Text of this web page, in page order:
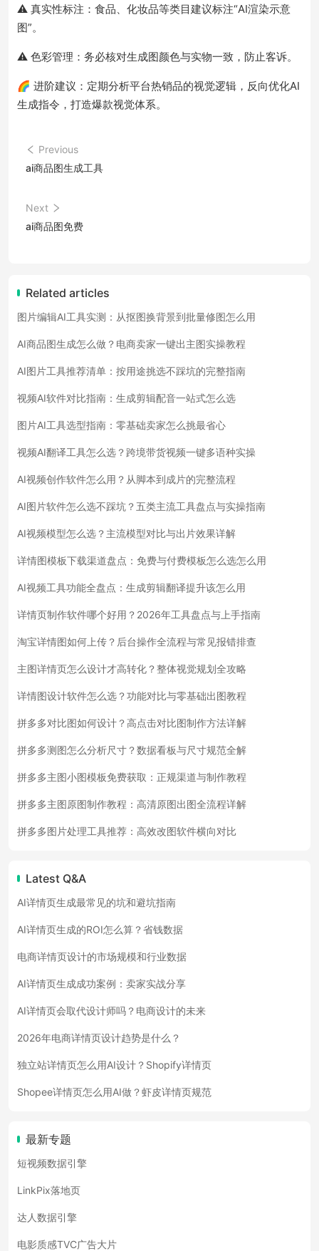
⚠️ 真实性标注：食品、化妆品等类目建议标注“AI渲染示意
图”。
⚠️ 色彩管理：务必核对生成图颜色与实物一致，防止客诉。
🌈 进阶建议：定期分析平台热销品的视觉逻辑，反向优化AI
生成指令，打造爆款视觉体系。
Previous
ai商品图生成工具
Next
ai商品图免费
Related articles
图片编辑AI工具实测：从抠图换背景到批量修图怎么用
AI商品图生成怎么做？电商卖家一键出主图实操教程
AI图片工具推荐清单：按用途挑选不踩坑的完整指南
视频AI软件对比指南：生成剪辑配音一站式怎么选
图片AI工具选型指南：零基础卖家怎么挑最省心
视频AI翻译工具怎么选？跨境带货视频一键多语种实操
AI视频创作软件怎么用？从脚本到成片的完整流程
AI图片软件怎么选不踩坑？五类主流工具盘点与实操指南
AI视频模型怎么选？主流模型对比与出片效果详解
详情图模板下载渠道盘点：免费与付费模板怎么选怎么用
AI视频工具功能全盘点：生成剪辑翻译提升该怎么用
详情页制作软件哪个好用？2026年工具盘点与上手指南
淘宝详情图如何上传？后台操作全流程与常见报错排查
主图详情页怎么设计才高转化？整体视觉规划全攻略
详情图设计软件怎么选？功能对比与零基础出图教程
拼多多对比图如何设计？高点击对比图制作方法详解
拼多多测图怎么分析尺寸？数据看板与尺寸规范全解
拼多多主图小图模板免费获取：正规渠道与制作教程
拼多多主图原图制作教程：高清原图出图全流程详解
拼多多图片处理工具推荐：高效改图软件横向对比
Latest Q&A
AI详情页生成最常见的坑和避坑指南
AI详情页生成的ROI怎么算？省钱数据
电商详情页设计的市场规模和行业数据
AI详情页生成成功案例：卖家实战分享
AI详情页会取代设计师吗？电商设计的未来
2026年电商详情页设计趋势是什么？
独立站详情页怎么用AI设计？Shopify详情页
Shopee详情页怎么用AI做？虾皮详情页规范
最新专题
短视频数据引擎
LinkPix落地页
达人数据引擎
电影质感TVC广告大片